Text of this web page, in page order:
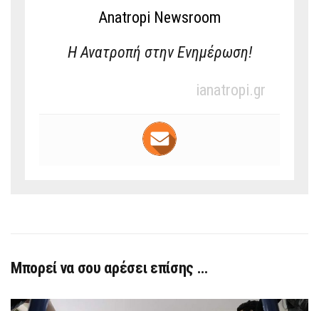
Anatropi Newsroom
Η Ανατροπή στην Ενημέρωση!
ianatropi.gr
Μπορεί να σου αρέσει επίσης …